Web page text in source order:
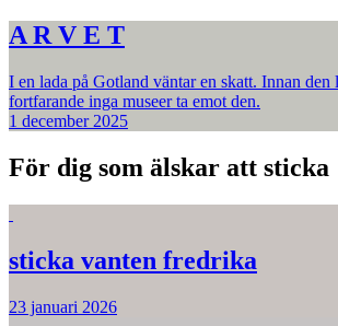
A R V E T
I en lada på Gotland väntar en skatt. Innan
fortfarande inga museer ta emot den.
1 december 2025
För dig som älskar att sticka
sticka vanten fredrika
23 januari 2026